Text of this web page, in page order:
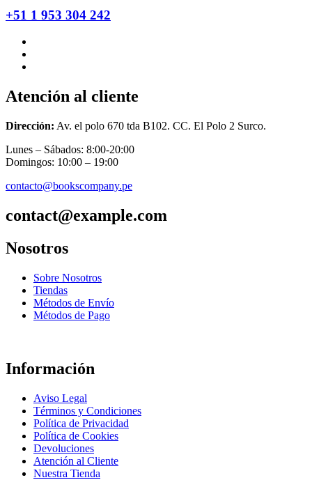
+51 1 953 304 242
Atención al cliente
Dirección: Av. el polo 670 tda B102. CC. El Polo 2 Surco.
Lunes – Sábados: 8:00-20:00
Domingos: 10:00 – 19:00
contacto@bookscompany.pe
contact@example.com
Nosotros
Sobre Nosotros
Tiendas
Métodos de Envío
Métodos de Pago
Información
Aviso Legal
Términos y Condiciones
Política de Privacidad
Política de Cookies
Devoluciones
Atención al Cliente
Nuestra Tienda